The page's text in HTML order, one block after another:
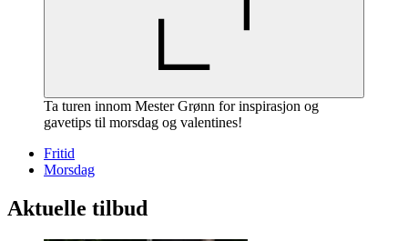
Ta turen innom Mester Grønn for inspirasjon og
gavetips til morsdag og valentines!
Fritid
Morsdag
Aktuelle tilbud